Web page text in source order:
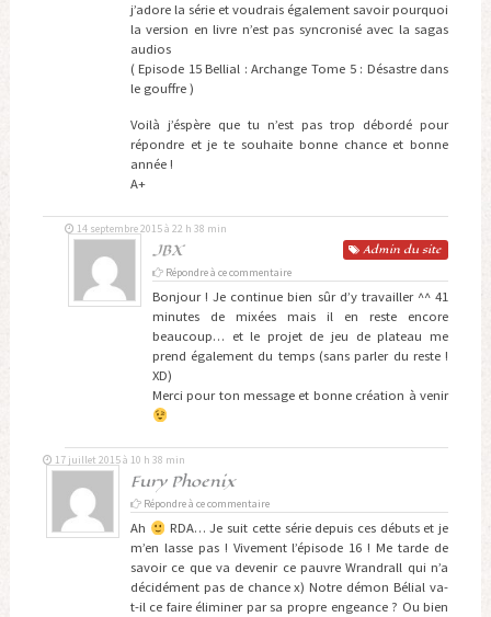
j’adore la série et voudrais également savoir pourquoi
la version en livre n’est pas syncronisé avec la sagas
audios
( Episode 15 Bellial : Archange Tome 5 : Désastre dans
le gouffre )
Voilà j’éspère que tu n’est pas trop débordé pour
répondre et je te souhaite bonne chance et bonne
année !
A+
JBX Admin du site
14 septembre 2015 à 22 h 38 min
Répondre à ce commentaire
Bonjour ! Je continue bien sûr d’y travailler ^^ 41
minutes de mixées mais il en reste encore
beaucoup… et le projet de jeu de plateau me
prend également du temps (sans parler du reste !
XD)
Merci pour ton message et bonne création à venir
Fury Phoenix
17 juillet 2015 à 10 h 38 min
Répondre à ce commentaire
Ah
RDA… Je suit cette série depuis ces débuts et je
m’en lasse pas ! Vivement l’épisode 16 ! Me tarde de
savoir ce que va devenir ce pauvre Wrandrall qui n’a
décidément pas de chance x) Notre démon Bélial va-
t-il ce faire éliminer par sa propre engeance ? Ou bien